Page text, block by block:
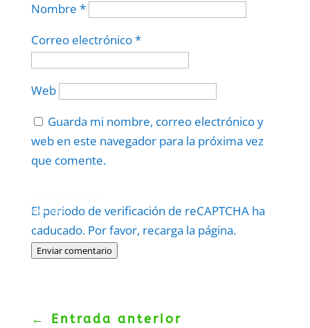
Nombre *
Correo electrónico*
Web
Guarda mi nombre, correo electrónico y
web en este navegador para la próxima vez
que comente.
El periodo de verificación de reCAPTCHA ha
caducado. Por favor, recarga la página.
Enviar comentario
Politica–Términos.
← Entrada anterior